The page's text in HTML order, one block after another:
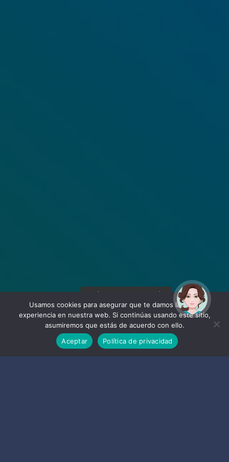
Usamos cookies para asegurar que te damos la mejor
experiencia en nuestra web. Si continúas usando este sitio,
asumiremos que estás de acuerdo con ello.
Aceptar
Política de privacidad
¡Hola! Soy Noy. ¿Puedo
ayudarte?